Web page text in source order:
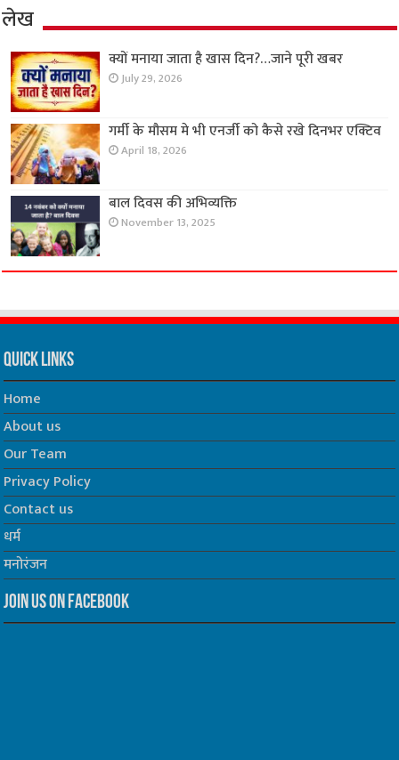
लेख
क्यों मनाया जाता है खास दिन?…जाने पूरी खबर
July 29, 2026
गर्मी के मौसम मे भी एनर्जी को कैसे रखे दिनभर एक्टिव
April 18, 2026
बाल दिवस की अभिव्यक्ति
November 13, 2025
Quick Links
Home
About us
Our Team
Privacy Policy
Contact us
धर्म
मनोरंजन
Join us on Facebook